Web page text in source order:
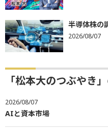
半導体株の
2026/08/07
「松本大のつぶやき
2026/08/07
AIと資本市場